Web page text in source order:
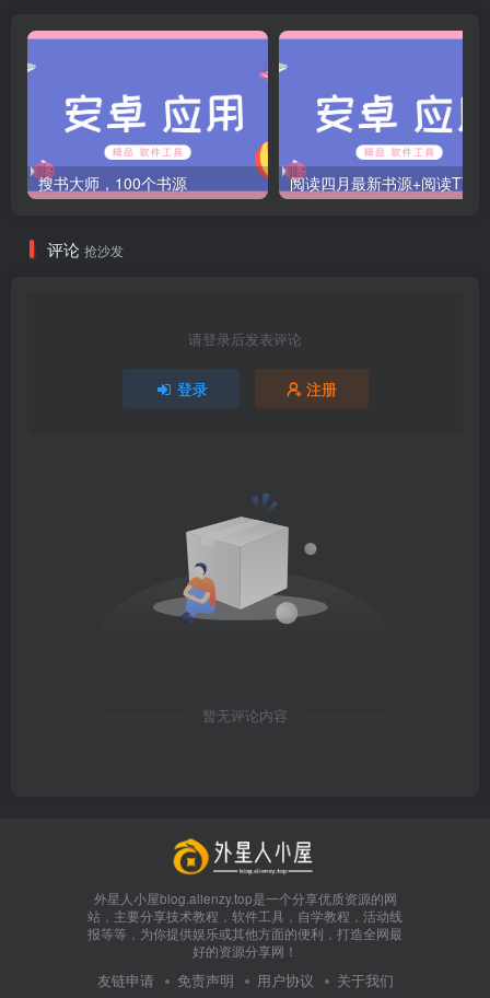
搜书大师，100个书源
评论 抢沙发
请登录后发表评论
登录 注册
暂无评论内容
外星人小屋blog.alienzy.top是一个分享优质资源的网
站，主要分享技术教程，软件工具，自学教程，活动线
报等等，为你提供娱乐或其他方面的便利，打造全网最
好的资源分享网！
友链申请 免责声明 用户协议 关于我们